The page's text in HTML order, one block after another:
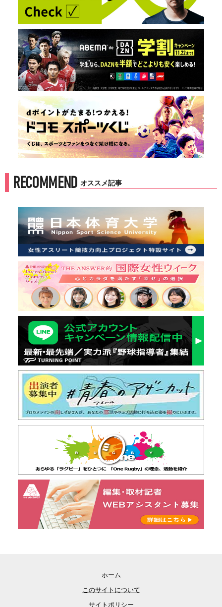
RECOMMEND オススメ記事
ホーム
このサイトについて
サイトポリシー